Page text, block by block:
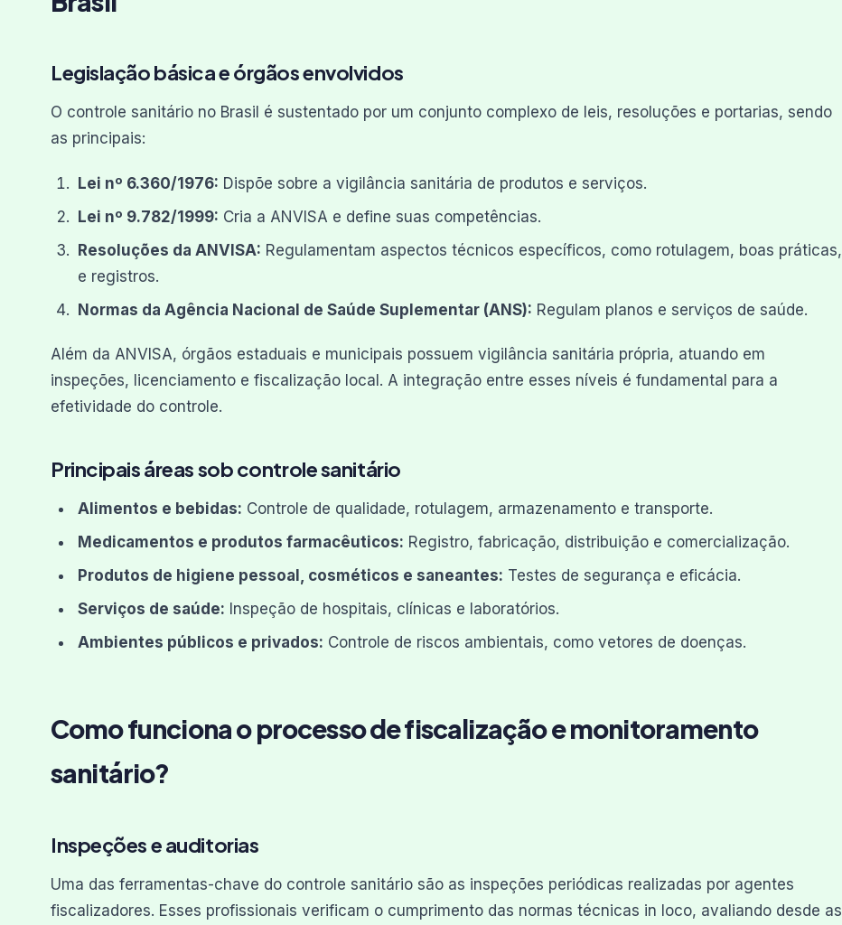
Legislação básica e órgãos envolvidos
O controle sanitário no Brasil é sustentado por um conjunto complexo de leis, resoluções e portarias, sendo
as principais:
Lei nº 6.360/1976: Dispõe sobre a vigilância sanitária de produtos e serviços.
Lei nº 9.782/1999: Cria a ANVISA e define suas competências.
Resoluções da ANVISA: Regulamentam aspectos técnicos específicos, como rotulagem, boas práticas,
e registros.
Normas da Agência Nacional de Saúde Suplementar (ANS): Regulam planos e serviços de saúde.
Além da ANVISA, órgãos estaduais e municipais possuem vigilância sanitária própria, atuando em
inspeções, licenciamento e fiscalização local. A integração entre esses níveis é fundamental para a
efetividade do controle.
Principais áreas sob controle sanitário
Alimentos e bebidas: Controle de qualidade, rotulagem, armazenamento e transporte.
Medicamentos e produtos farmacêuticos: Registro, fabricação, distribuição e comercialização.
Produtos de higiene pessoal, cosméticos e saneantes: Testes de segurança e eficácia.
Serviços de saúde: Inspeção de hospitais, clínicas e laboratórios.
Ambientes públicos e privados: Controle de riscos ambientais, como vetores de doenças.
Como funciona o processo de fiscalização e monitoramento
sanitário?
Inspeções e auditorias
Uma das ferramentas-chave do controle sanitário são as inspeções periódicas realizadas por agentes
fiscalizadores. Esses profissionais verificam o cumprimento das normas técnicas in loco, avaliando desde as